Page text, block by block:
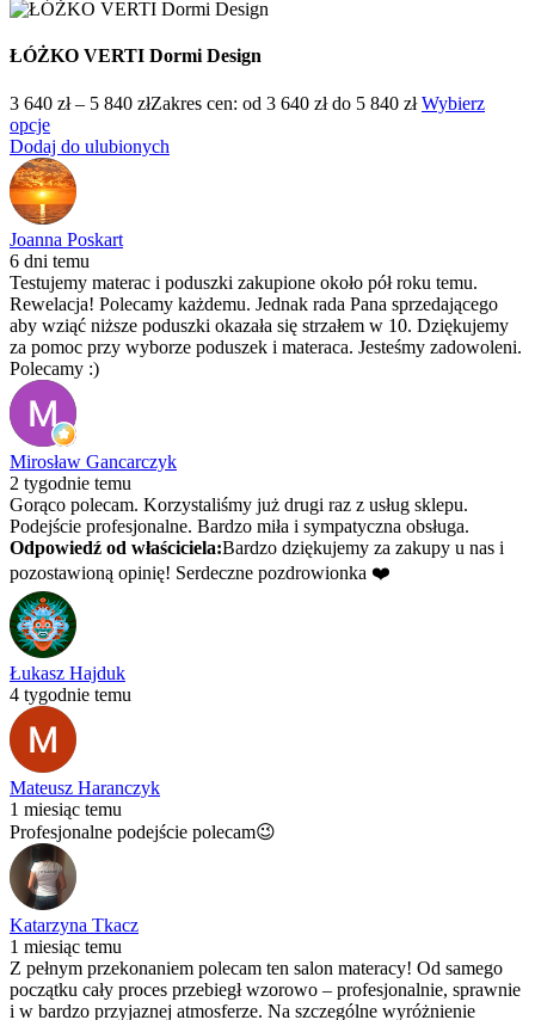
ŁÓŻKO VERTI Dormi Design
3 640 zł – 5 840 złZakres cen: od 3 640 zł do 5 840 zł Wybierz
opcje
Dodaj do ulubionych
Joanna Poskart
6 dni temu
Testujemy materac i poduszki zakupione około pół roku temu.
Rewelacja! Polecamy każdemu. Jednak rada Pana sprzedającego
aby wziąć niższe poduszki okazała się strzałem w 10. Dziękujemy
za pomoc przy wyborze poduszek i materaca. Jesteśmy zadowoleni.
Polecamy :)
Mirosław Gancarczyk
2 tygodnie temu
Gorąco polecam. Korzystaliśmy już drugi raz z usług sklepu.
Podejście profesjonalne. Bardzo miła i sympatyczna obsługa.
Odpowiedź od właściciela:Bardzo dziękujemy za zakupy u nas i
pozostawioną opinię! Serdeczne pozdrowionka ❤️
Łukasz Hajduk
4 tygodnie temu
Mateusz Haranczyk
1 miesiąc temu
Profesjonalne podejście polecam😉
Katarzyna Tkacz
1 miesiąc temu
Z pełnym przekonaniem polecam ten salon materacy! Od samego
początku cały proces przebiegł wzorowo – profesjonalnie, sprawnie
i w bardzo przyjaznej atmosferze. Na szczególne wyróżnienie